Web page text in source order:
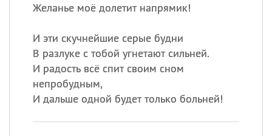
Желанье моё долетит напрямик!
И эти скучнейшие серые будни
В разлуке с тобой угнетают сильней.
И радость всё спит своим сном
непробудным,
И дальше одной будет только больней!